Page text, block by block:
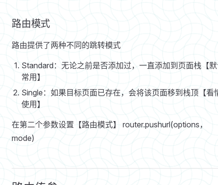
路由模式
路由提供了两种不同的跳转模式
Standard：无论之前是否添加过，一直添加到页面栈【
常用】
Single：如果目标页面已存在，会将该页面移到栈顶【看
使用】
在第二个参数设置【路由模式】 router.pushurl(options，
mode)